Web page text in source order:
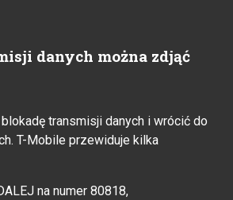
danych można zdjąć
transmisji danych i wrócić do
T-Mobile przewiduje kilka
na numer 80818,